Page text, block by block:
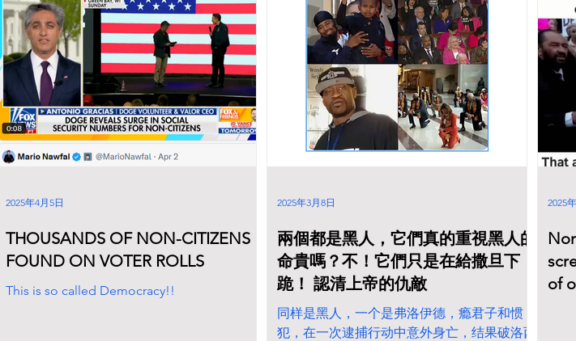
THOUSANDS OF NON-CITIZENS
FOUND ON VOTER ROLLS
This is so called Democracy!!
2025年4月5日
兩個都是黑人，它們真的重視黑人的
命貴嗎？不！它們只是在給撒旦下
跪！ 認清上帝的仇敵
同样是黑人，一个是弗洛伊德，瘾君子和惯
犯，在一次逮捕行动中意外身亡，结果破洛西
2025年3月8日
of
2025